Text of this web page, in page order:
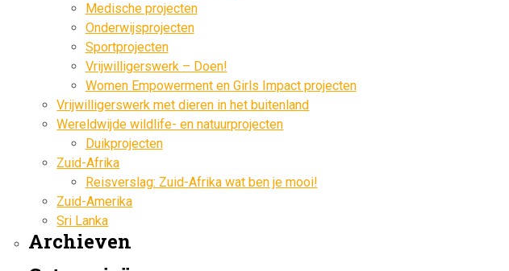
Medische projecten
Onderwijsprojecten
Sportprojecten
Vrijwilligerswerk – Doen!
Women Empowerment en Girls Impact projecten
Vrijwilligerswerk met dieren in het buitenland
Wereldwijde wildlife- en natuurprojecten
Duikprojecten
Zuid-Afrika
Reisverslag: Zuid-Afrika wat ben je mooi!
Zuid-Amerika
Sri Lanka
Archieven